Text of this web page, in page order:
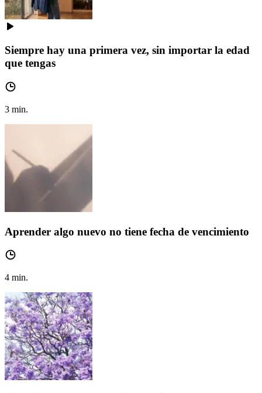
Siempre hay una primera vez, sin importar la edad
que tengas
3 min.
Aprender algo nuevo no tiene fecha de vencimiento
4 min.